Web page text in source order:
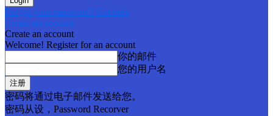
Forgot your password? Get help
Create an account
Create an account
Welcome! Register for an account
你的邮件
您的用户名
密码将通过电子邮件发送给您。
密码从设，Password Recorver